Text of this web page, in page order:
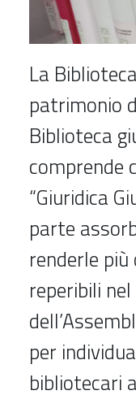
La
patrimonio
Biblioteca
comprende
“Giuridica
parte
renderle
reperibili
per
bibliotecari